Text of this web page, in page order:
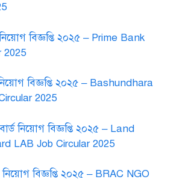
বিজ্ঞপ্তি ২০২৫ – Prime Bank
2025
বিজ্ঞপ্তি ২০২৫ – Bashundhara
2025
নিয়োগ বিজ্ঞপ্তি ২০২৫ – Land
LAB Job Circular 2025
নিয়োগ বিজ্ঞপ্তি ২০২৫ – BRAC NGO